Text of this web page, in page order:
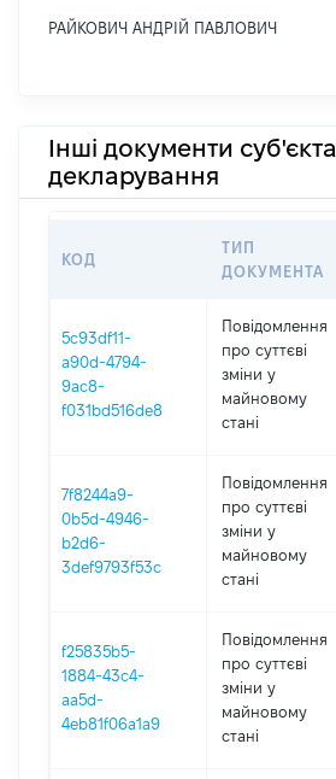
РАЙКОВИЧ АНДРІЙ ПАВЛОВИЧ
Інші документи суб'єкта
декларування
КОД
ТИП
ДОКУМЕНТА
5c93df11-
a90d-4794-
9ac8-
f031bd516de8
Повідомлення
про суттєві
зміни y
майновому
стані
7f8244a9-
0b5d-4946-
b2d6-
3def9793f53c
Повідомлення
про суттєві
зміни y
майновому
стані
f25835b5-
1884-43c4-
aa5d-
4eb81f06a1a9
Повідомлення
про суттєві
зміни y
майновому
стані